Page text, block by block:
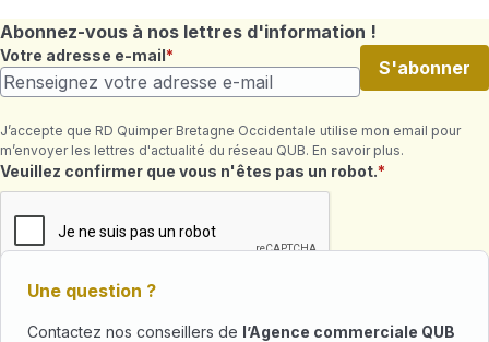
Abonnez-vous à nos lettres d'information !
Votre adresse e-mail
S'abonner
J’accepte que RD Quimper Bretagne Occidentale utilise mon email pour
m’envoyer les lettres d'actualité du réseau QUB. En savoir plus.
Champ requis
Veuillez confirmer que vous n'êtes pas un robot.
Une question ?
Contactez nos conseillers de l’Agence commerciale QUB